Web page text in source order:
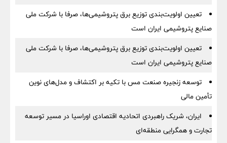
تعیین اولویت‌بندی توزیع برق پتروشیمی‌ها، صرفا با شرکت ملی
صنایع پتروشیمی ایران است
تعیین اولویت‌بندی توزیع برق پتروشیمی‌ها، صرفا با شرکت ملی
صنایع پتروشیمی ایران است
توسعه زنجیره صنعت مس با تکیه بر اکتشاف و مدل‌های نوین
تأمین مالی
ایران، شریک راهبردی اتحادیه اقتصادی اوراسیا در مسیر توسعه
تجارت و همگرایی منطقه‌ای